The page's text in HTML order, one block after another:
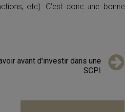
etc). C’est donc une bonne
avant d'investir dans une
SCPI